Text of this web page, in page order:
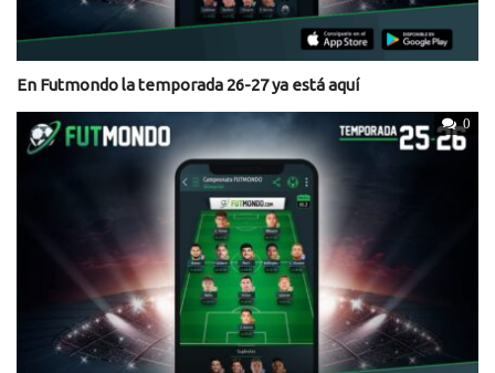
En Futmondo la temporada 26-27 ya está aquí
0